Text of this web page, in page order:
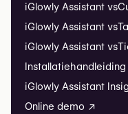
iGlowly Assistant vs
iGlowly Assistant vs
iGlowly Assistant vs
Installatiehandleiding
iGlowly Assistant
Online demo ↗